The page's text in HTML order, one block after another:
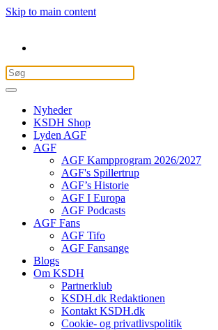
Skip to main content
Nyheder
KSDH Shop
Lyden AGF
AGF
AGF Kampprogram 2026/2027
AGF's Spillertrup
AGF’s Historie
AGF I Europa
AGF Podcasts
AGF Fans
AGF Tifo
AGF Fansange
Blogs
Om KSDH
Partnerklub
KSDH.dk Redaktionen
Kontakt KSDH.dk
Cookie- og privatlivspolitik